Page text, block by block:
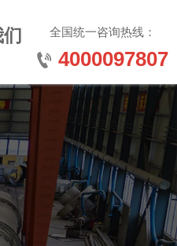
全国统一咨询热线：
 4000097807